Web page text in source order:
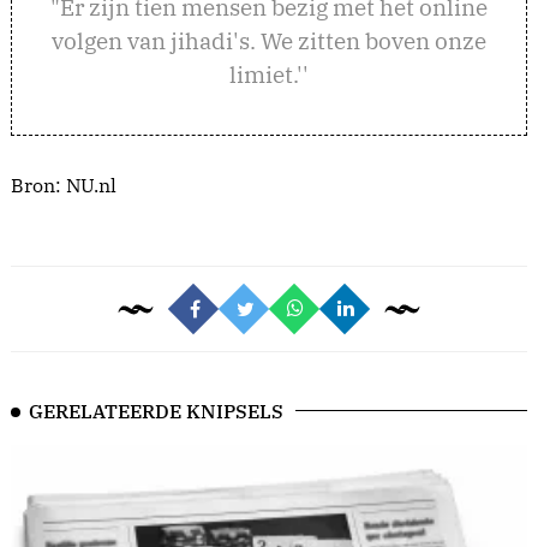
"Er zijn tien mensen bezig met het online
volgen van jihadi's. We zitten boven onze
limiet.''
Bron: NU.nl
GERELATEERDE KNIPSELS